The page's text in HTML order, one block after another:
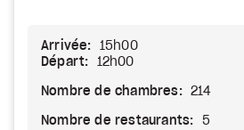
Arrivée:
15h00
Départ:
12h00
Nombre de chambres: 214
Nombre de restaurants:
5